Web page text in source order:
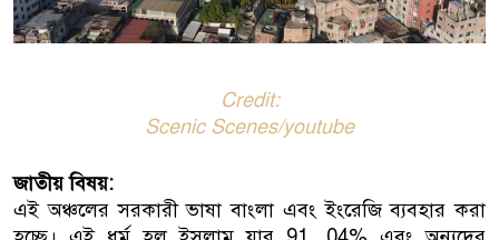
Credit:
Scenic Scenes/youtube
জাতীয় বিষয়:
এই অঞ্চলের সরকারী ভাষা বাংলা এবং ইংরেজি ব্যবহার করা